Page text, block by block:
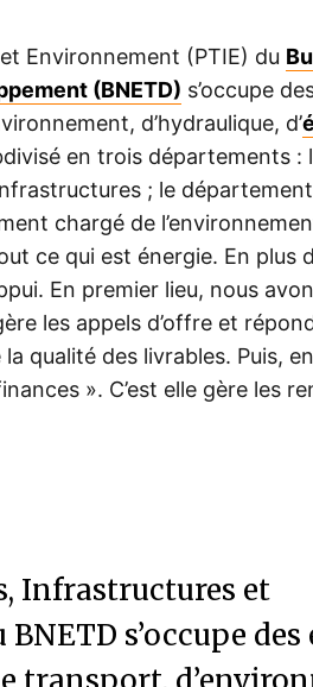
Environnement (PTIE) du
(BNETD) s’occupe
d’hydraulique, d’
en trois départements
; le
chargé de
ce qui est énergie. En plus
En premier lieu, nous
les appels d’offre et
qualité des livrables. Puis,
». C’est elle gère les
Infrastructures et
s’occupe des